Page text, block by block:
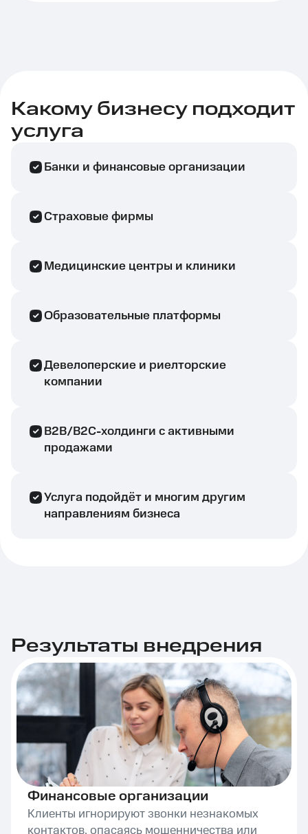
Какому бизнесу подходит
услуга
Банки и финансовые организации
Страховые фирмы
Медицинские центры и клиники
Образовательные платформы
Девелоперские и риелторские
компании
B2B/B2C-холдинги с активными
продажами
Услуга подойдёт и многим другим
направлениям бизнеса
Результаты внедрения
Финансовые организации
Клиенты игнорируют звонки незнакомых
контактов, опасаясь мошенничества или